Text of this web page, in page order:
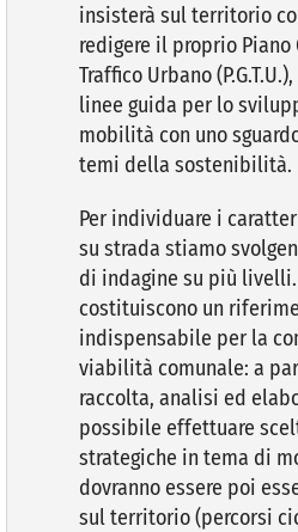
COMUNICAZIONE
insisterà sul territorio
redigere il proprio Piano
Traffico Urbano
linee guida per lo
mobilità con uno
temi della sostenibilità.
Per individuare i
su strada stiamo
di indagine su più
costituiscono un
indispensabile per la
viabilità comunale: a
raccolta, analisi ed
possibile effettuare
strategiche in tema di
dovranno essere poi
sul territorio (percorsi